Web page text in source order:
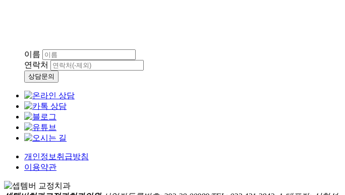
이름
연락처
상담문의
개인정보취급방침
이용약관